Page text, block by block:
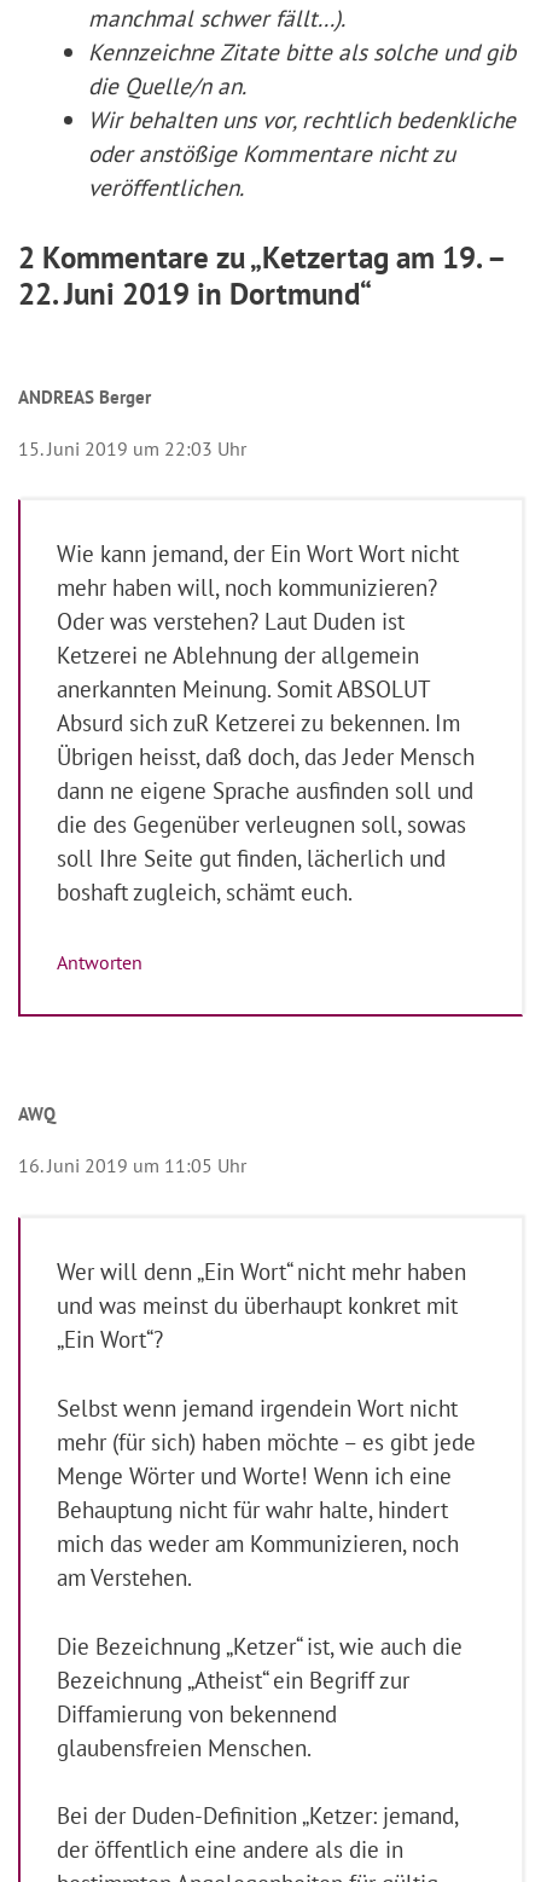
manchmal schwer fällt...).
Kennzeichne Zitate bitte als solche und gib
die Quelle/n an.
Wir behalten uns vor, rechtlich bedenkliche
oder anstößige Kommentare nicht zu
veröffentlichen.
2 Kommentare zu „Ketzertag am 19. –
22. Juni 2019 in Dortmund“
ANDREAS Berger
15. Juni 2019 um 22:03 Uhr
Wie kann jemand, der Ein Wort Wort nicht
mehr haben will, noch kommunizieren?
Oder was verstehen? Laut Duden ist
Ketzerei ne Ablehnung der allgemein
anerkannten Meinung. Somit ABSOLUT
Absurd sich zuR Ketzerei zu bekennen. Im
Übrigen heisst, daß doch, das Jeder Mensch
dann ne eigene Sprache ausfinden soll und
die des Gegenüber verleugnen soll, sowas
soll Ihre Seite gut finden, lächerlich und
boshaft zugleich, schämt euch.
Antworten
AWQ
16. Juni 2019 um 11:05 Uhr
Wer will denn „Ein Wort“ nicht mehr haben
und was meinst du überhaupt konkret mit
„Ein Wort“?
Selbst wenn jemand irgendein Wort nicht
mehr (für sich) haben möchte – es gibt jede
Menge Wörter und Worte! Wenn ich eine
Behauptung nicht für wahr halte, hindert
mich das weder am Kommunizieren, noch
am Verstehen.
Die Bezeichnung „Ketzer“ ist, wie auch die
Bezeichnung „Atheist“ ein Begriff zur
Diffamierung von bekennend
glaubensfreien Menschen.
Bei der Duden-Definition „Ketzer: jemand,
der öffentlich eine andere als die in